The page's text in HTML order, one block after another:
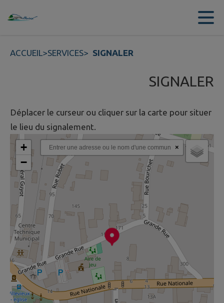
Contenu
ACCUEIL>SERVICES> SIGNALER
SIGNALER
Déplacer le curseur ou cliquer sur la carte pour situer
le lieu du signalement.
+
−
×